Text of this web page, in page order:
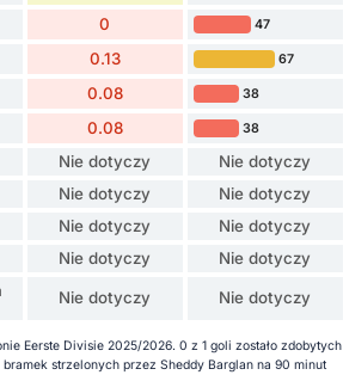
0 47
0.13 67
0.08 38
0.08 38
Nie dotyczy Nie dotyczy
Nie dotyczy Nie dotyczy
Nie dotyczy Nie dotyczy
Nie dotyczy Nie dotyczy
Nie dotyczy Nie dotyczy
Eerste Divisie 2025/2026. 0 z 1 goli zostało zdobytych
strzelonych przez Sheddy Barglan na 90 minut